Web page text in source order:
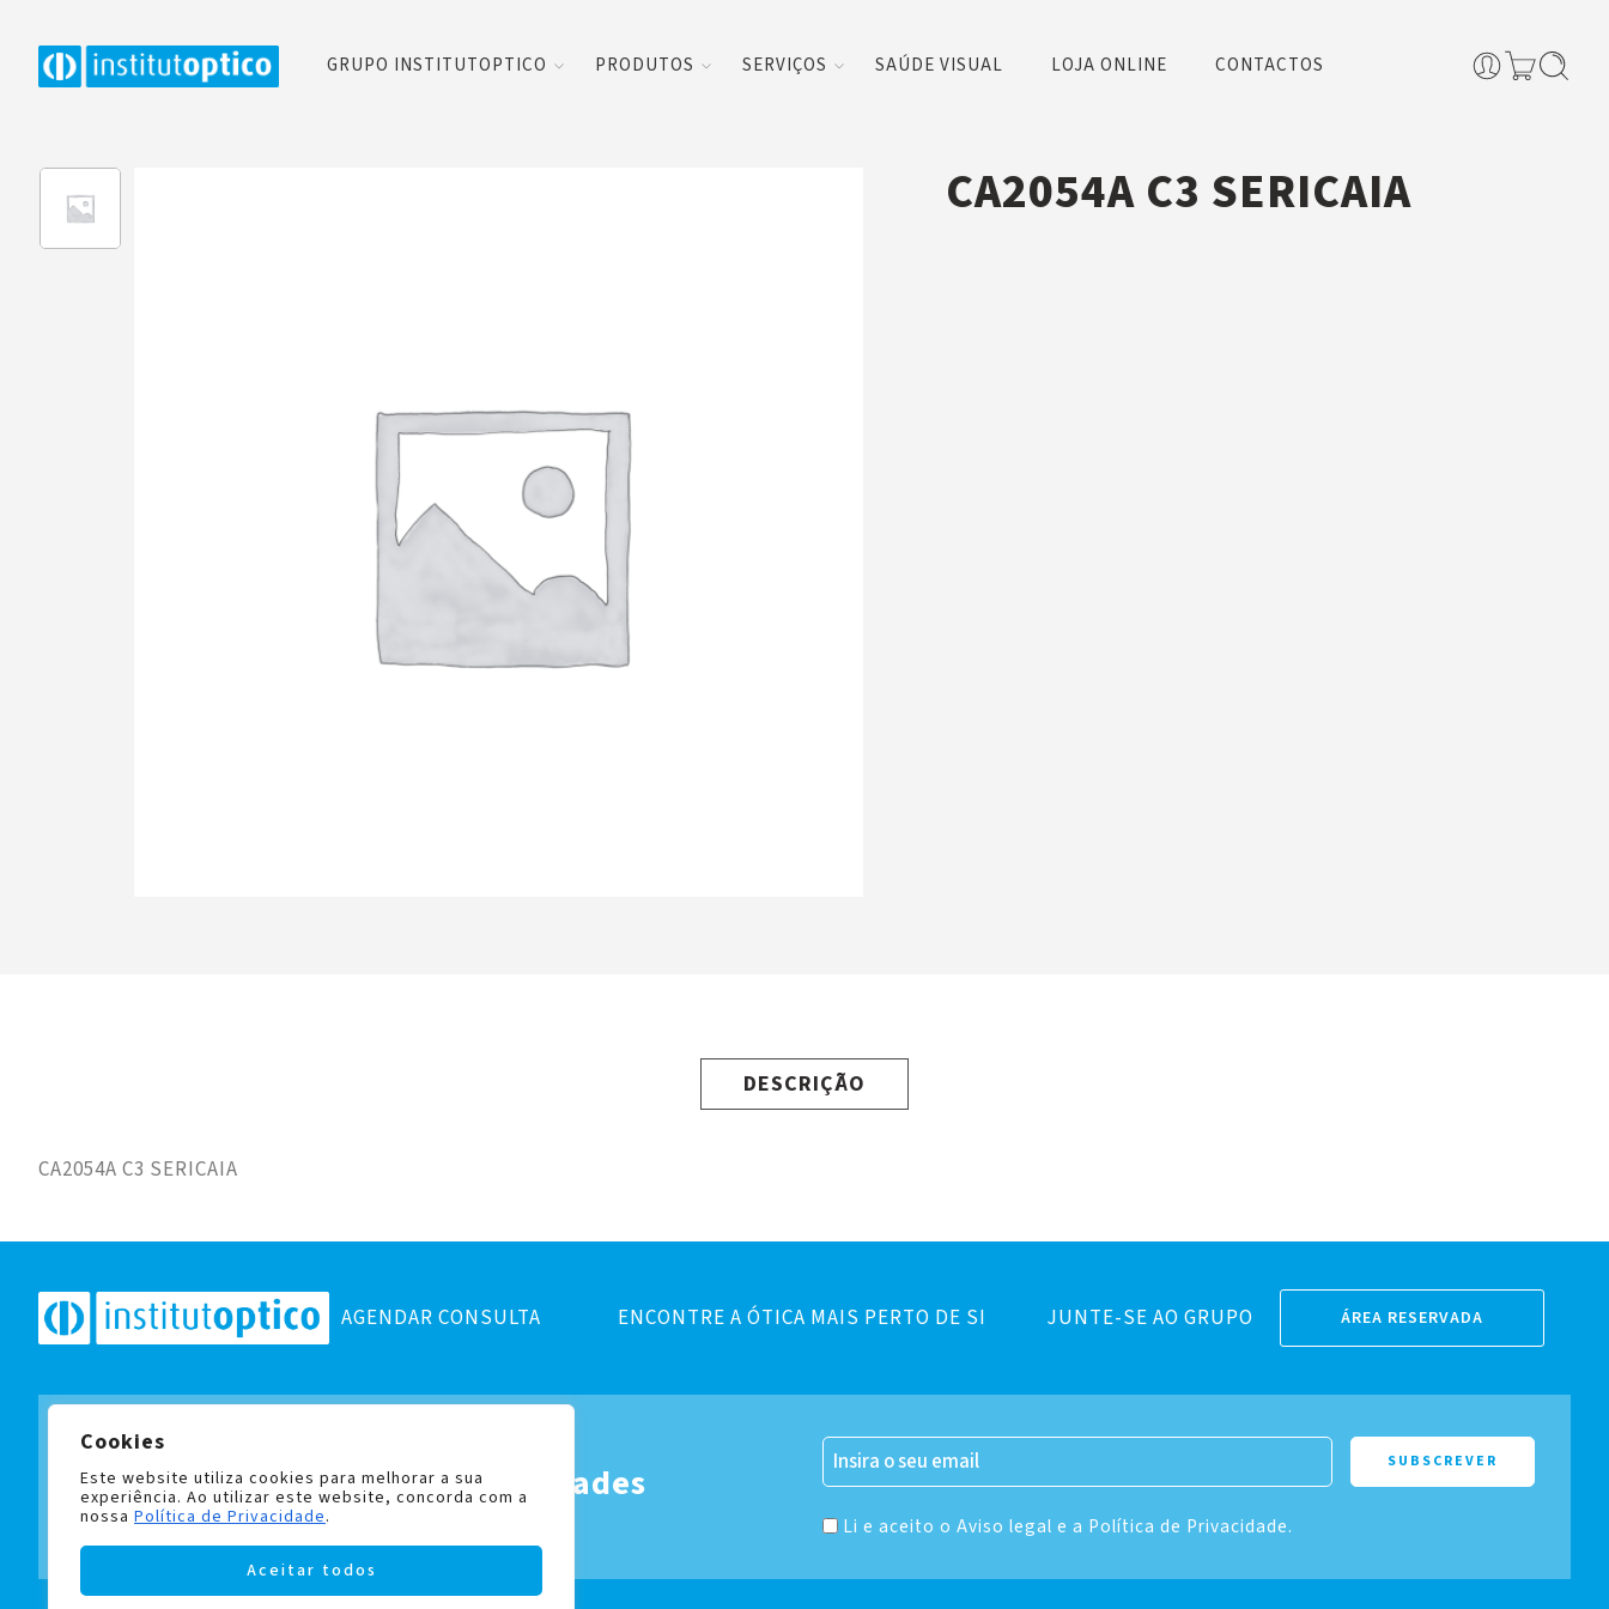
Cookies
Este website utiliza cookies para melhorar a sua
experiência. Ao utilizar este website, concorda com a
nossa Política de Privacidade.
Aceitar todos
GRUPO INSTITUTOPTICO PRODUTOS SERVIÇOS SAÚDE VISUAL LOJA ONLINE CONTACTOS
CA2054A C3 SERICAIA
DESCRIÇÃO
CA2054A C3 SERICAIA
AGENDAR CONSULTA ENCONTRE A ÓTICA MAIS PERTO DE SI JUNTE-SE AO GRUPO ÁREA RESERVADA
Subscreva a nossa newsletter
e fique a par de todas as novidades
Li e aceito o Aviso legal e a Política de Privacidade.